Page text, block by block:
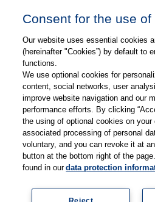
Eingabeaufforderung
den mit den
/allusersaus.
Beispiel:/"
8.0.0.exe" /S /
©2026 Thieme Compliance
Consent for the use of
Our website uses essential cookies
(hereinafter "Cookies”) by default to
functions.
We use optional cookies for
content, social networks, user
improve website navigation and our
performance efforts. By clicking
the using of optional cookies on your
associated processing of personal
voluntary, and you can revoke it at
button at the bottom right of the
found in ourdata protection